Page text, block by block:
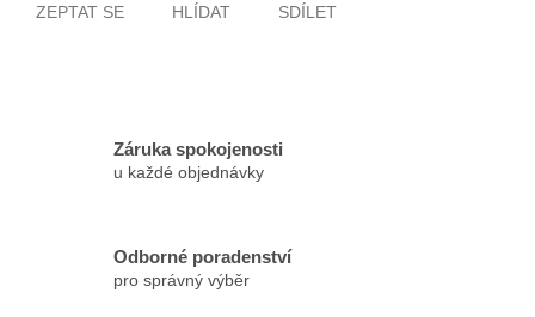
ZEPTAT SE HLÍDAT SDÍLET
Záruka spokojenosti
u každé objednávky
Odborné poradenství
pro správný výběr